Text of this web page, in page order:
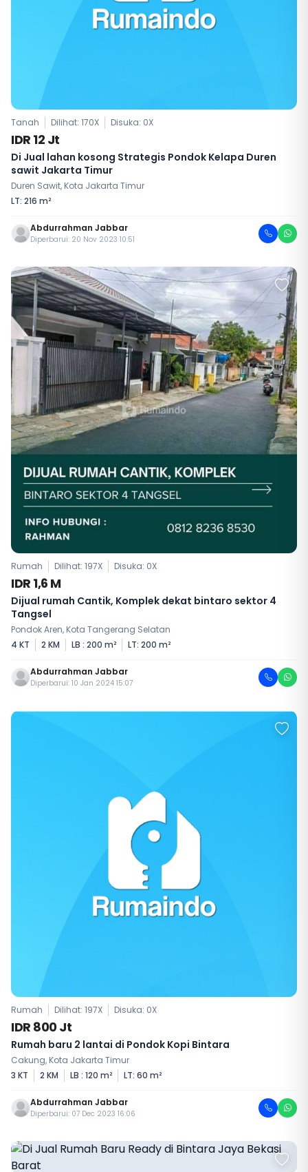
Tanah Dilihat: 170X Disuka: 0X
IDR 12 Jt
Di Jual lahan kosong Strategis Pondok Kelapa Duren
sawit Jakarta Timur
Duren Sawit, Kota Jakarta Timur
LT: 216 m²
Abdurrahman Jabbar
Diperbarui: 20 Nov 2023 10:51
Rumah Dilihat: 197X Disuka: 0X
IDR 1,6 M
Dijual rumah Cantik, Komplek dekat bintaro sektor 4
Tangsel
Pondok Aren, Kota Tangerang Selatan
4 KT
2 KM LB : 200 m² LT: 200 m²
Abdurrahman Jabbar
Diperbarui: 10 Jan 2024 15:07
Rumah Dilihat: 197X Disuka: 0X
IDR 800 Jt
Rumah baru 2 lantai di Pondok Kopi Bintara
Cakung, Kota Jakarta Timur
3 KT
2 KM LB : 120 m² LT: 60 m²
Abdurrahman Jabbar
Diperbarui: 07 Dec 2023 16:06